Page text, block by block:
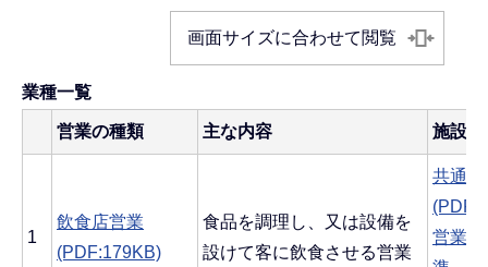
画面サイズに合わせて閲覧
業種一覧
営業の種類 主な内容 施設基
1
飲食店営業
(PDF:179KB)
食品を調理し、又は設備を
設けて客に飲食させる営業
共通
営業